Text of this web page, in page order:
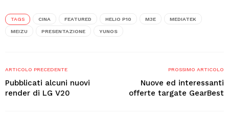
TAGS CINA FEATURED HELIO P10 M3E MEDIATEK
MEIZU PRESENTAZIONE YUNOS
ARTICOLO PRECEDENTE
Pubblicati alcuni nuovi
render di LG V20
PROSSIMO ARTICOLO
Nuove ed interessanti
offerte targate GearBest